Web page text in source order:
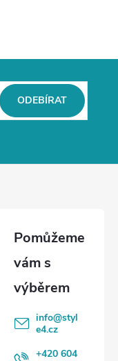
ODEBÍRAT
info@styl
e4.cz
+420 604